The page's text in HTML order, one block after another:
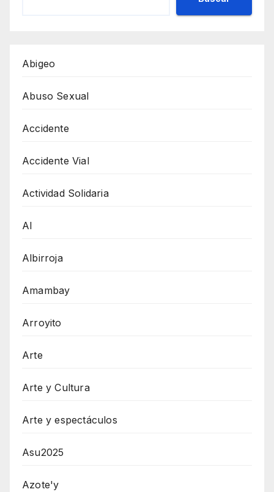
Abigeo
Abuso Sexual
Accidente
Accidente Vial
Actividad Solidaria
AI
Albirroja
Amambay
Arroyito
Arte
Arte y Cultura
Arte y espectáculos
Asu2025
Azote'y